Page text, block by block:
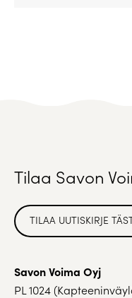
Tilaa Savon
TILAA UUTISKIRJE
Savon Voima Oyj
PL 1024